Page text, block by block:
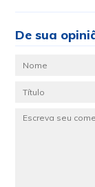
De sua